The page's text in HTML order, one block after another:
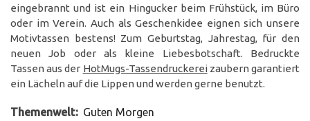
eingebrannt und ist ein Hingucker beim Frühstück, im Büro
oder im Verein. Auch als Geschenkidee eignen sich unsere
Motivtassen bestens! Zum Geburtstag, Jahrestag, für den
neuen Job oder als kleine Liebesbotschaft. Bedruckte
Tassen aus der HotMugs-Tassendruckereizaubern garantiert
ein Lächeln auf die Lippen und werden gerne benutzt.
Themenwelt: Guten Morgen